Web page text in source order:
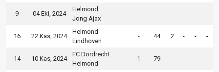
9 04 Eki, 2024
Helmond
Jong Ajax
- - - - - -
16 22 Kas, 2024
Helmond
Eindhoven
- 44 2 - - -
14 10 Kas, 2024
FC Dordrecht
Helmond
1 79 - - - -